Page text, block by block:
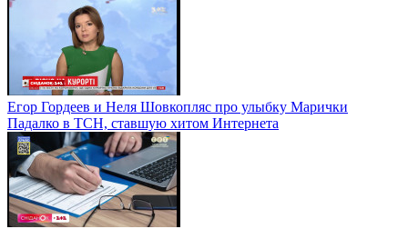
Егор Гордеев и Неля Шовкопляс про улыбку Марички
Падалко в ТСН, ставшую хитом Интернета